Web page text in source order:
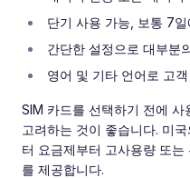
단기 사용 가능, 보통 7
간단한 설정으로 대부분
영어 및 기타 언어로 고
SIM 카드를 선택하기 전에
고려하는 것이 좋습니다. 미
터 요금제부터 고사용량 또
를 제공합니다.